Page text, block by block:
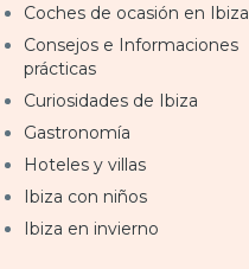
Coches de ocasión en Ibiza
Consejos e Informaciones
prácticas
Curiosidades de Ibiza
Gastronomía
Hoteles y villas
Ibiza con niños
Ibiza en invierno